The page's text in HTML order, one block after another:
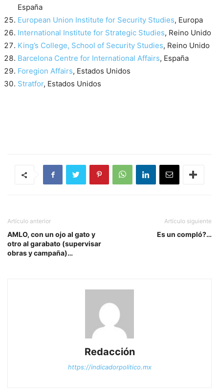
España
European Union Institute for Security Studies, Europa
International Institute for Strategic Studies, Reino Unido
King’s College, School of Security Studies, Reino Unido
Barcelona Centre for International Affairs, España
Foregion Affairs, Estados Unidos
Stratfor, Estados Unidos
Artículo anterior
AMLO, con un ojo al gato y
otro al garabato (supervisar
obras y campaña)…
Artículo siguiente
Es un compló?…
Redacción
https://indicadorpolitico.mx